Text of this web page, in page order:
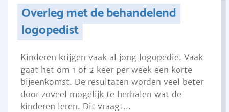
Overleg met de behandelend
logopedist
Kinderen krijgen vaak al jong logopedie. Vaak
gaat het om 1 of 2 keer per week een korte
bijeenkomst. De resultaten worden veel beter
door zoveel mogelijk te herhalen wat de
kinderen leren. Dit vraagt...